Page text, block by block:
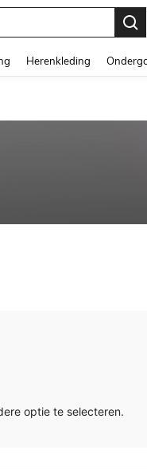
Herenkleding
optie te selecteren.